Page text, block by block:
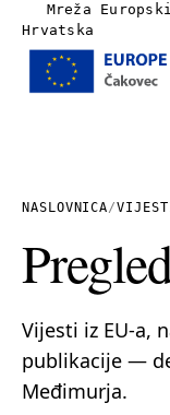
Mreža
Hrvatska
Vijesti
Linkovi
NASLOVNICA/
Vijesti iz EU-a,
publikacije —
Međimurja.